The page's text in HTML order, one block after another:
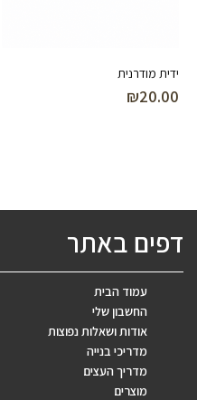
ידית מודרנית
₪20.00
דפים באתר
עמוד הבית
החשבון שלי
אודות ושאלות נפוצות
מדריכי בנייה
מדריך העצים
מוצרים